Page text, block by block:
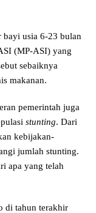
bayi usia 6-23 bulan
(MP-ASI) yang
sebaiknya
makanan.
pemerintah juga
stunting. Dari
kebijakan-
jumlah stunting.
apa yang telah
di tahun terakhir